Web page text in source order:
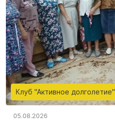
Клуб "Активное долголетие"
05.08.2026